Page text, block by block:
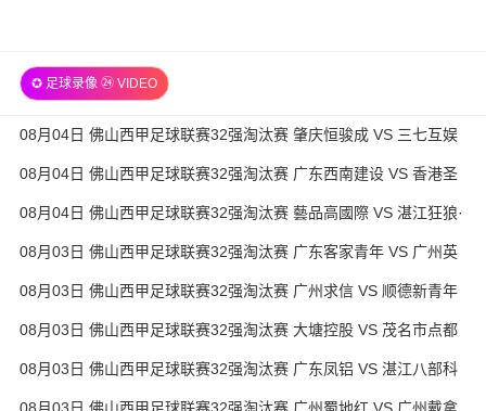
✪ 足球录像 ㉔ VIDEO
08月04日 佛山西甲足球联赛32强淘汰赛 肇庆恒骏成 VS 三七互娱
全场录像
08月04日 佛山西甲足球联赛32强淘汰赛 广东西南建设 VS 香港圣
徒 全场录像
08月04日 佛山西甲足球联赛32强淘汰赛 藝品高國際 VS 湛江狂狼·
粵辉能源 全场录像
08月03日 佛山西甲足球联赛32强淘汰赛 广东客家青年 VS 广州英
华思力U17 全场录像
08月03日 佛山西甲足球联赛32强淘汰赛 广州求信 VS 顺德新青年
全场录像
08月03日 佛山西甲足球联赛32强淘汰赛 大塘控股 VS 茂名市点都
得 全场录像
08月03日 佛山西甲足球联赛32强淘汰赛 广东凤铝 VS 湛江八部科
技 全场录像